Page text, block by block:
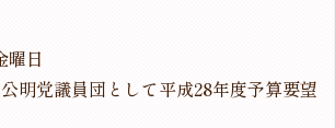
曜日
明党議員団として平成28年度予算要望